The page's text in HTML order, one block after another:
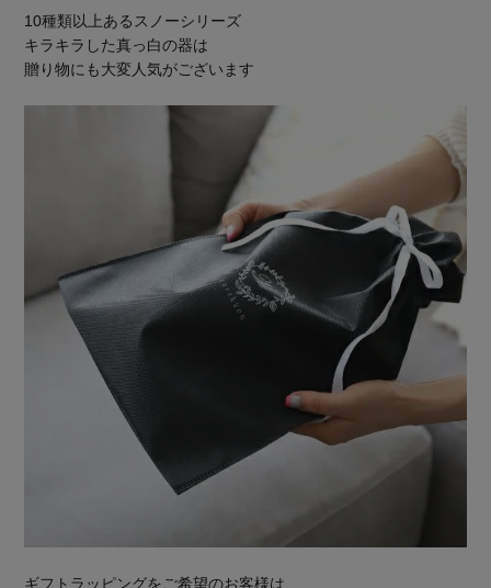
10種類以上あるスノーシリーズ
キラキラした真っ白の器は
贈り物にも大変人気がございます
ギフトラッピングをご希望のお客様は、